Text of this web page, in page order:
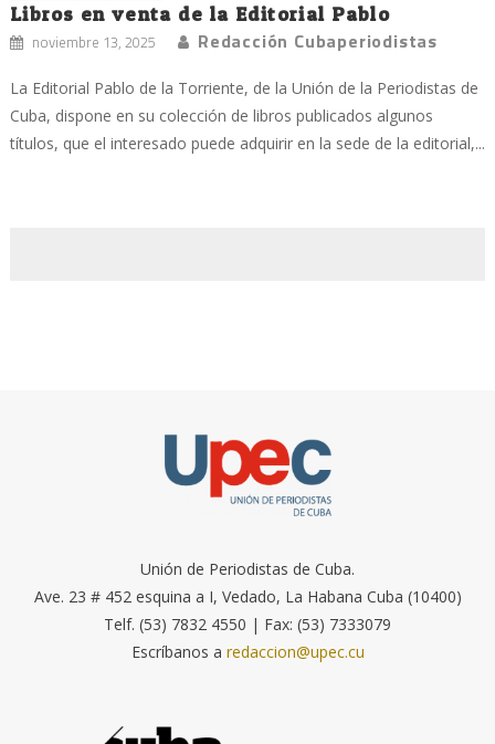
Libros en venta de la Editorial Pablo
noviembre 13, 2025 Redacción Cubaperiodistas
La Editorial Pablo de la Torriente, de la Unión de la Periodistas de
Cuba, dispone en su colección de libros publicados algunos
títulos, que el interesado puede adquirir en la sede de la editorial,...
Unión de Periodistas de Cuba.
Ave. 23 # 452 esquina a I, Vedado, La Habana Cuba (10400)
Telf. (53) 7832 4550 | Fax: (53) 7333079
Escríbanos a redaccion@upec.cu